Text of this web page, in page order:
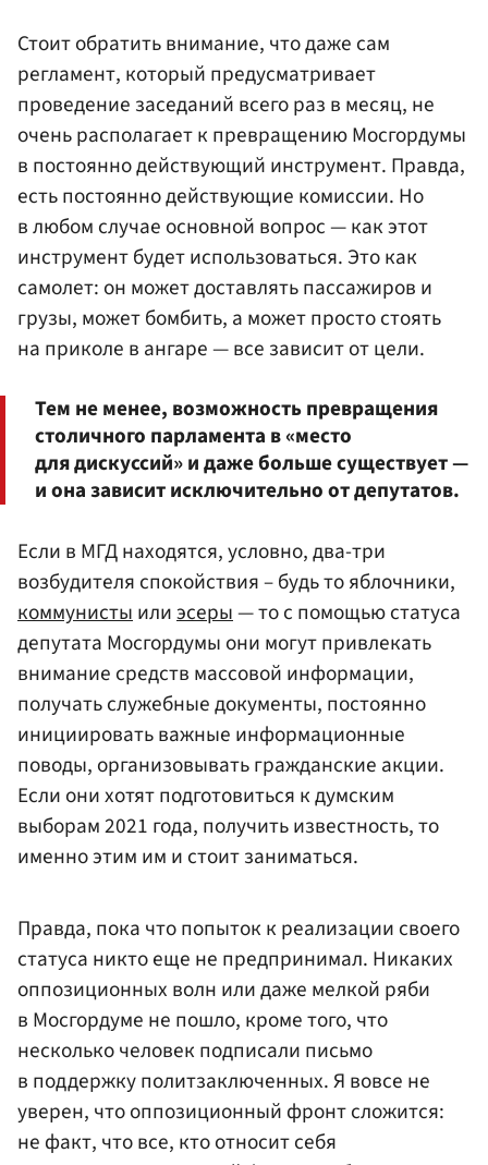
Стоит обратить внимание, что даже сам
регламент, который предусматривает
проведение заседаний всего раз в месяц, не
очень располагает к превращению Мосгордумы
в постоянно действующий инструмент. Правда,
есть постоянно действующие комиссии. Но
в любом случае основной вопрос — как этот
инструмент будет использоваться. Это как
самолет: он может доставлять пассажиров и
грузы, может бомбить, а может просто стоять
на приколе в ангаре — все зависит от цели.
Тем не менее, возможность превращения
столичного парламента в «место
для дискуссий» и даже больше существует —
и она зависит исключительно от депутатов.
Если в МГД находятся, условно, два-три
возбудителя спокойствия – будь то яблочники,
коммунистыилиэсеры— то с помощью статуса
депутата Мосгордумы они могут привлекать
внимание средств массовой информации,
получать служебные документы, постоянно
инициировать важные информационные
поводы, организовывать гражданские акции.
Если они хотят подготовиться к думским
выборам 2021 года, получить известность, то
именно этим им и стоит заниматься.
Правда, пока что попыток к реализации своего
статуса никто еще не предпринимал. Никаких
оппозиционных волн или даже мелкой ряби
в Мосгордуме не пошло, кроме того, что
несколько человек подписали письмо
в поддержку политзаключенных. Я вовсе не
уверен, что оппозиционный фронт сложится:
не факт, что все, кто относит себя